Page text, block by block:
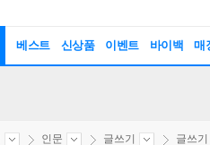
베스트 신상품 이벤트 바이백 매
인문 글쓰기 글쓰